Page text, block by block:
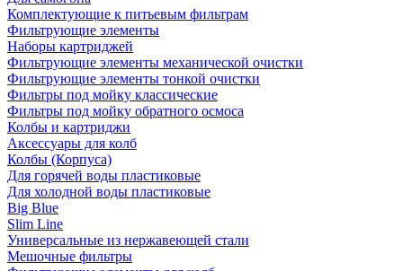
Комплектующие к питьевым фильтрам
Фильтрующие элементы
Наборы картриджей
Фильтрующие элементы механической очистки
Фильтрующие элементы тонкой очистки
Фильтры под мойку классические
Фильтры под мойку обратного осмоса
Колбы и картриджи
Аксессуары для колб
Колбы (Корпуса)
Для горячей воды пластиковые
Для холодной воды пластиковые
Big Blue
Slim Line
Универсальные из нержавеющей стали
Мешочные фильтры